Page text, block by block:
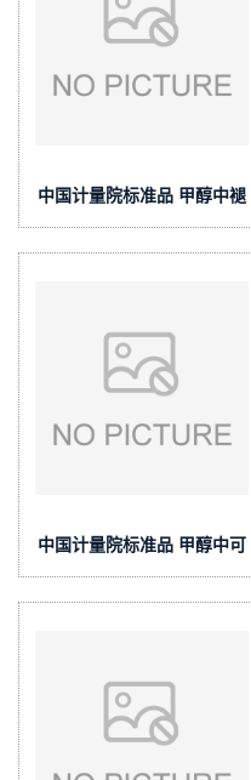
中国计量院标准品 甲醇中褪
黑素溶液标准物质(泰坦供应)
中国计量院标准品 甲醇中可
卡因溶液标准物质(泰坦供应)